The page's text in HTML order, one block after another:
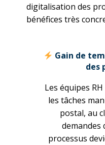
digitalisation des
bénéfices très
Gain de
des
Les équipes
les tâches
postal, au
demandes
processus